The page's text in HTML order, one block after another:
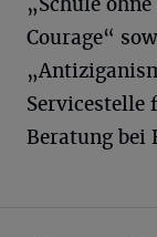
Courage“
Beratung bei